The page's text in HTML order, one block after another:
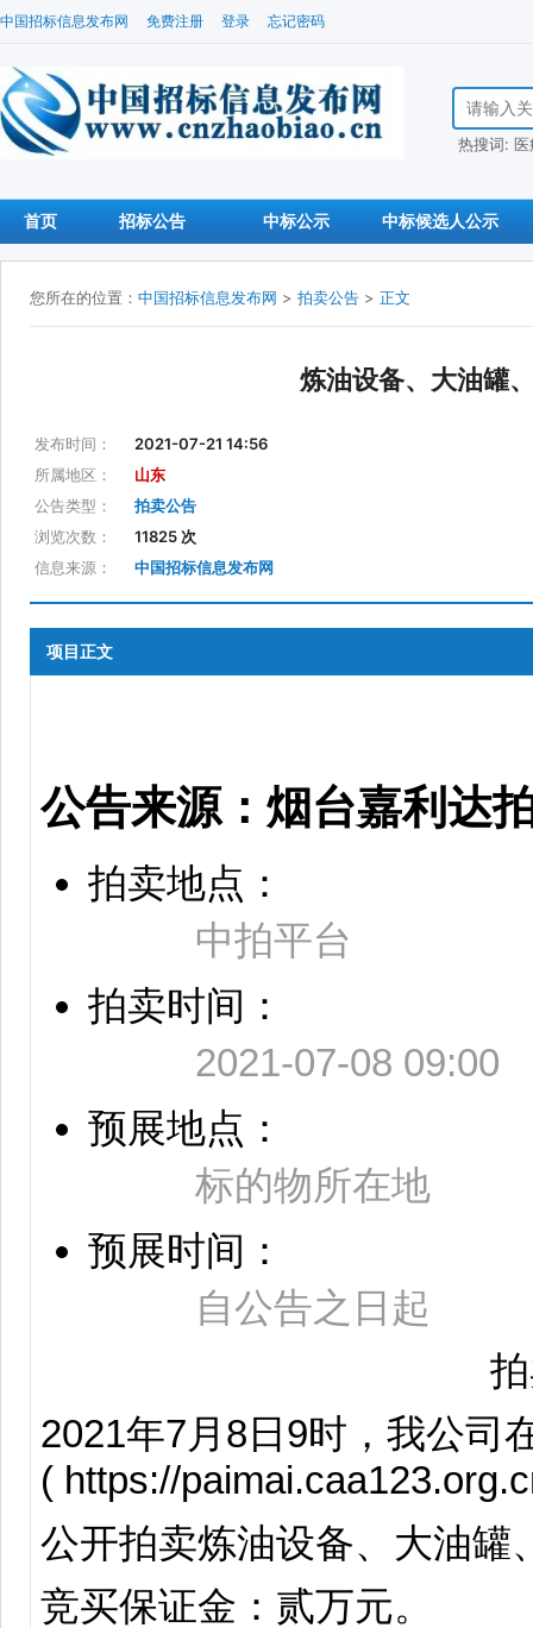
中国招标信息发布网 免费注册 登录 忘记密码
搜索招标信
热搜词:
首页 招标公告 中标公示 中标候选人公示
您所在的位置： 中国招标信息发布网 > 拍卖公告 > 正文
炼油设备、大油罐
发布时间：
2021-07-21 14:56
所属地区：
山东
公告类型：
拍卖公告
浏览次数：
11825 次
信息来源：
中国招标信息发布网
项目正文